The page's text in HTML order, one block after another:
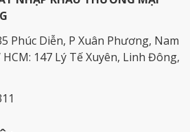
Phúc Diễn, P Xuân Phương, Nam
147 Lý Tế Xuyên, Linh Đông,